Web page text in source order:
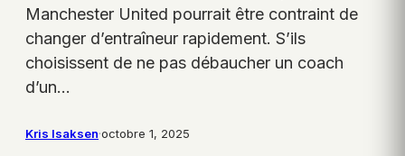
Manchester United pourrait être contraint de
changer d’entraîneur rapidement. S’ils
choisissent de ne pas débaucher un coach
d’un…
Kris Isaksen·octobre 1, 2025